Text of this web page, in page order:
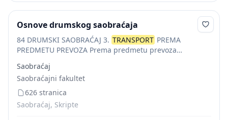
Osnove drumskog saobraćaja
84 DRUMSKI SAOBRAĆAJ 3. TRANSPORT PREMA
PREDMETU PREVOZA Prema predmetu prevoza
transport
transport ustvari predstavlja proizvod rada
saobraćajnog...
Saobraćaj
Saobraćajni fakultet
626 stranica
Saobraćaj, Skripte